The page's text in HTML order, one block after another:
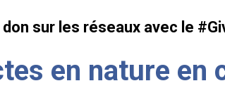
sur les réseaux avec le
en nature en